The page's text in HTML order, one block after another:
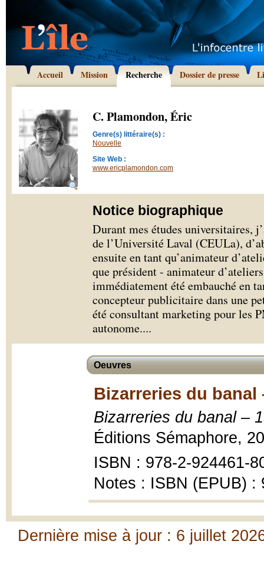
Accueil Mission Recherche Dossier de presse
C. Plamondon, Éric
Genre(s) littéraire(s) :
Nouvelle
Site Web :
www.ericplamondon.com
Notice biographique
Durant mes études universitaires,
de l’Université Laval (CEULa),
ensuite en tant qu’animateur
que président - animateur
immédiatement été embauché en
concepteur publicitaire dans une
été consultant marketing pour les
autonome....
Oeuvres
Bizarreries du banal
Bizarreries du banal –
Éditions Sémaphore,
ISBN : 978-2-924461-
Notes : ISBN (EPUB) :
Dernière mise à jour : 6 juillet